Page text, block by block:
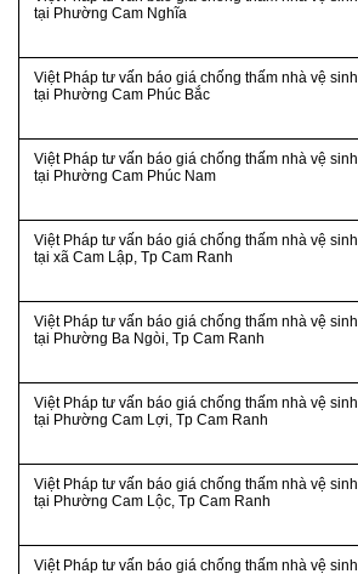
tại Phường Cam Nghĩa
Việt Pháp tư vấn báo giá chống thấm nhà vệ sinh
tại Phường Cam Phúc Bắc
Việt Pháp tư vấn báo giá chống thấm nhà vệ sinh
tại Phường Cam Phúc Nam
Việt Pháp tư vấn báo giá chống thấm nhà vệ sinh
tại xã Cam Lập, Tp Cam Ranh
Việt Pháp tư vấn báo giá chống thấm nhà vệ sinh
tại Phường Ba Ngòi, Tp Cam Ranh
Việt Pháp tư vấn báo giá chống thấm nhà vệ sinh
tại Phường Cam Lợi, Tp Cam Ranh
Việt Pháp tư vấn báo giá chống thấm nhà vệ sinh
tại Phường Cam Lộc, Tp Cam Ranh
Việt Pháp tư vấn báo giá chống thấm nhà vệ sinh